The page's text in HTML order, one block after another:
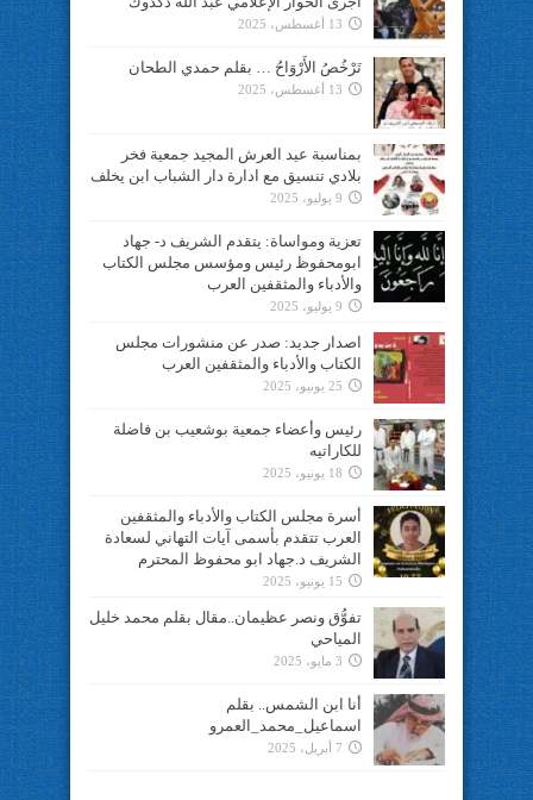
13 أغسطس، 2025
تَرْخُصُ الأَرْوَاحُ … بقلم حمدي الطحان
13 أغسطس، 2025
بمناسبة عيد العرش المجيد جمعية فخر
بلادي تنسيق مع ادارة دار الشباب ابن يخلف
9 يوليو، 2025
تعزية ومواساة: يتقدم الشريف د- جهاد
ابومحفوظ رئيس ومؤسس مجلس الكتاب
والأدباء والمثقفين العرب
9 يوليو، 2025
اصدار جديد: صدر عن منشورات مجلس
الكتاب والأدباء والمثقفين العرب
25 يونيو، 2025
رئيس وأعضاء جمعية بوشعيب بن فاضلة
للكاراتيه
18 يونيو، 2025
أسرة مجلس الكتاب والأدباء والمثقفين
العرب تتقدم بأسمى آيات التهاني لسعادة
الشريف د.جهاد ابو محفوظ المحترم
15 يونيو، 2025
تفوُّق ونصر عظيمان..مقال بقلم محمد خليل
المياحي
3 مايو، 2025
أنا ابن الشمس.. بقلم
اسماعيل_محمد_العمرو
7 أبريل، 2025